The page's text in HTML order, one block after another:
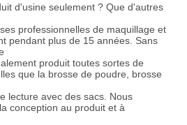
d'usine seulement ? Que d'autres
professionnelles de maquillage et
pendant plus de 15 années. Sans
produit toutes sortes de
que la brosse de poudre, brosse
lecture avec des sacs. Nous
conception au produit et à